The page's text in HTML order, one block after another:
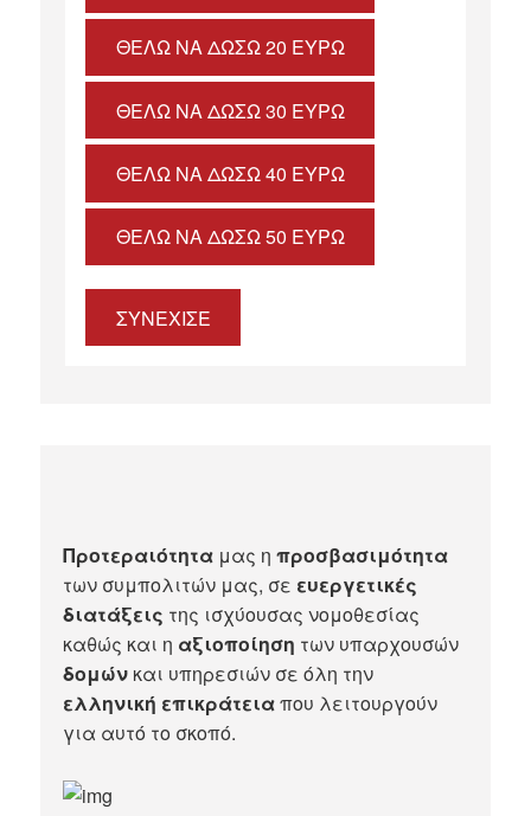
ΘΈΛΩ ΝΑ ΔΏΣΩ 20 ΕΥΡΏ
ΘΈΛΩ ΝΑ ΔΏΣΩ 30 ΕΥΡΏ
ΘΈΛΩ ΝΑ ΔΏΣΩ 40 ΕΥΡΏ
ΘΈΛΩ ΝΑ ΔΏΣΩ 50 ΕΥΡΏ
ΣΥΝΕΧΙΣΕ
Προτεραιότητα μας ηπροσβασιμότητα
των συμπολιτών μας, σε ευεργετικές
διατάξεις της ισχύουσας νομοθεσίας
καθώς και η αξιοποίηση των υπαρχουσών
δομών και υπηρεσιών σε όλη την
ελληνική επικράτειαπου λειτουργούν
για αυτό το σκοπό.​